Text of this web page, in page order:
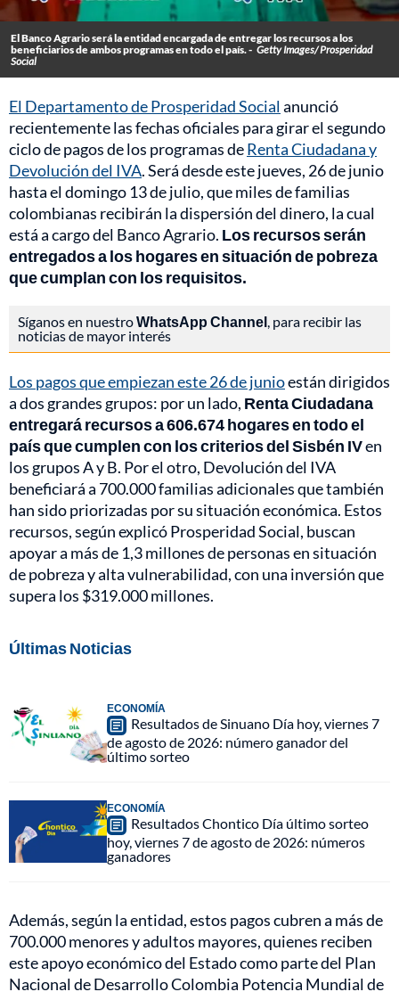
El Banco Agrario será la entidad encargada de entregar los recursos a los
beneficiarios de ambos programas en todo el país. - Getty Images/ Prosperidad
Social
El Departamento de Prosperidad Socialanunció
recientemente las fechas oficiales para girar el segundo
ciclo de pagos de los programas deRenta Ciudadana y
Devolución del IVA. Será desde este jueves, 26 de junio
hasta el domingo 13 de julio, que miles de familias
colombianas recibirán la dispersión del dinero, la cual
está a cargo del Banco Agrario. Los recursos serán
entregados a los hogares en situación de pobreza
que cumplan con los requisitos.
Síganos en nuestroWhatsApp Channel, para recibir las
noticias de mayor interés
Los pagos que empiezan este 26 de junioestán dirigidos
a dos grandes grupos: por un lado, Renta Ciudadana
entregará recursos a 606.674 hogares en todo el
país que cumplen con los criterios del Sisbén IVen
los grupos A y B. Por el otro, Devolución del IVA
beneficiará a 700.000 familias adicionales que también
han sido priorizadas por su situación económica. Estos
recursos, según explicó Prosperidad Social, buscan
apoyar a más de 1,3 millones de personas en situación
de pobreza y alta vulnerabilidad, con una inversión que
supera los $319.000 millones.
Últimas Noticias
ECONOMÍA
Resultados de Sinuano Día hoy, viernes 7
de agosto de 2026: número ganador del
último sorteo
ECONOMÍA
Resultados Chontico Día último sorteo
hoy, viernes 7 de agosto de 2026: números
ganadores
Además, según la entidad, estos pagos cubren a más de
700.000 menores y adultos mayores, quienes reciben
este apoyo económico del Estado como parte del Plan
Nacional de Desarrollo Colombia Potencia Mundial de